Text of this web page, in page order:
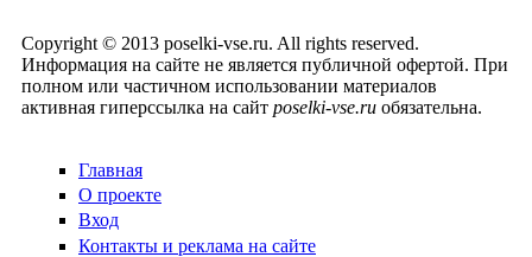
Copyright © 2013 poselki-vse.ru. All rights reserved.
Информация на сайте не является публичной офертой. При
полном или частичном использовании материалов
активная гиперссылка на сайт poselki-vse.ru​ обязательна.
Главная
О проекте
Вход
Контакты и реклама на сайте